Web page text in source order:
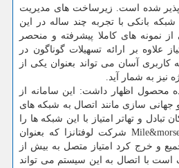
پذیر شده است. زیرساخت های مدیریت
بانکی با تجربه چند ساله در این
نمونه های کاملا پیشرفته و منحصر
علاوه بر ارائه تسهیلات گوناگون در
آسان می تواند بعنوان یکی از
نیز به شمار آید.
محصول اظهار داشت: این سامانه از
سازی مانند اتصال به شبکه های
و تهاتر امتیاز با این شبکه ها را
دارد، بعنوان مثال سیستم Mile&morse شرکت لوفتانزا که بعنوان
و خرج کرد امتیاز متصل به بیش از
با اتصال به این سیستم می تواند